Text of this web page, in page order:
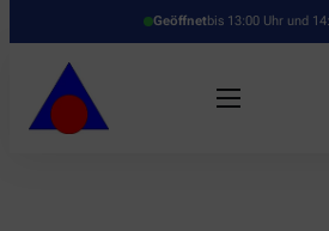
Geöffnetbis 13:00 Uhr und